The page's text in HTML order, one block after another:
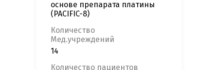
основе препарата платины
(PACIFIC-8)
Количество
Мед.учреждений
14
Количество пациентов